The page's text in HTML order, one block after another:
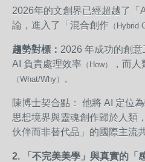
2026年的文創界已經超越了「
論，進入了「混合創作 （Hybrid
趨勢對標： 2026 年成功的創意
AI 負責處理效率 （How） ，而
（What/Why） 。
陳博士契合點： 他將 AI 定位
思想境界與靈魂創作歸於人類
伙伴而非替代品」的國際主流
2. 「不完美美學」與真實的「